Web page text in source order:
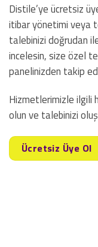
Distile’ye ücretsiz
itibar yönetimi veya
talebinizi doğrudan
incelesin, size özel
panelinizden takip
Hizmetlerimizle ilgili
olun ve talebinizi
Ücretsiz Üye Ol